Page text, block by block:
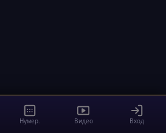
Нумер. Видео Вход